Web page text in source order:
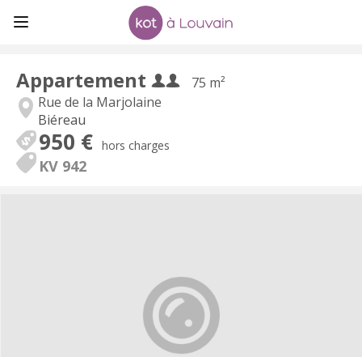
Appartement
75 m²
Rue de la Marjolaine
Biéreau
950 € hors charges
KV 942